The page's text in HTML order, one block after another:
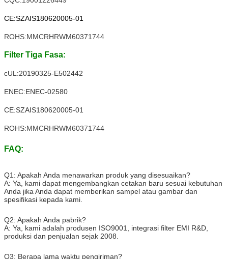
CE:SZAIS180620005-01
ROHS:MMCRHRWM60371744
Filter Tiga Fasa:
cUL:20190325-E502442
ENEC:ENEC-02580
CE:SZAIS180620005-01
ROHS:MMCRHRWM60371744
FAQ:
Q1: Apakah Anda menawarkan produk yang disesuaikan?
A: Ya, kami dapat mengembangkan cetakan baru sesuai kebutuhan
Anda jika Anda dapat memberikan sampel atau gambar dan
spesifikasi kepada kami.
Q2: Apakah Anda pabrik?
A: Ya, kami adalah produsen ISO9001, integrasi filter EMI R&D,
produksi dan penjualan sejak 2008.
Q3: Berapa lama waktu pengiriman?